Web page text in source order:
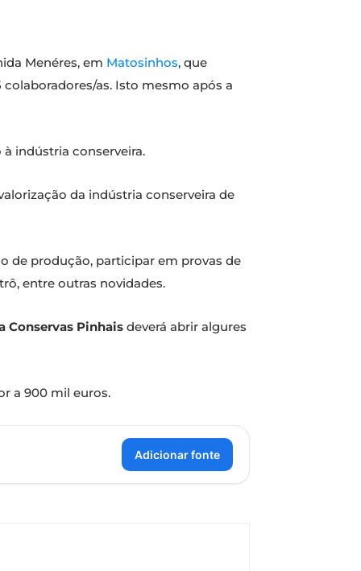
Menéres, em Matosinhos, que
as. Isto mesmo após a
indústria conserveira.
da indústria conserveira de
de produção, participar em provas de
entre outras novidades.
Conservas Pinhais deverá abrir algures
a 900 mil euros.
Adicionar fonte